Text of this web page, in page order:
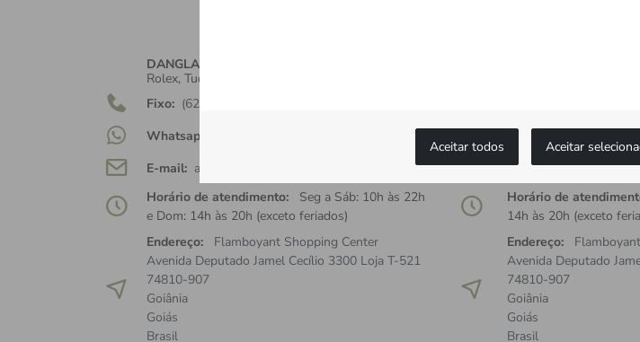
Aceitar todos Aceitar
DANGLAR
Rolex, Tudor, Cartier, TAGHeuer, Brumani.
Fixo: (62) 3142-7255
Whatsapp:
E-mail: atendimento@danglar.com.br
Horário de atendimento:
Seg a Sáb: 10h às 22h
e Dom: 14h às 20h (exceto feriados)
Endereço:
Flamboyant Shopping Center
Avenida Deputado Jamel Cecílio 3300 Loja T-521
74810-907
Goiânia
Goiás
Brasil
E-mail:
Horário de
14h às 20h (exceto
Endereço:
Avenida Deputado
74810-907
Goiânia
Goiás
Brasil